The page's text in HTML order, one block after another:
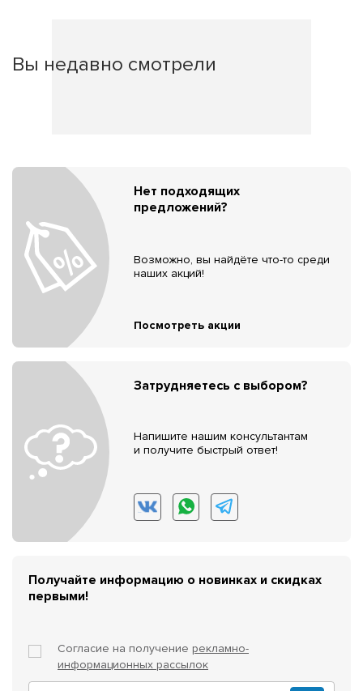
Вы недавно смотрели
Нет подходящих
предложений?
Возможно, вы найдёте что-то среди
наших акций!
Посмотреть акции
Затрудняетесь с выбором?
Напишите нашим консультантам
и получите быстрый ответ!
Получайте информацию о новинках и скидках
первыми!
Согласие на получение рекламно-
информационных рассылок